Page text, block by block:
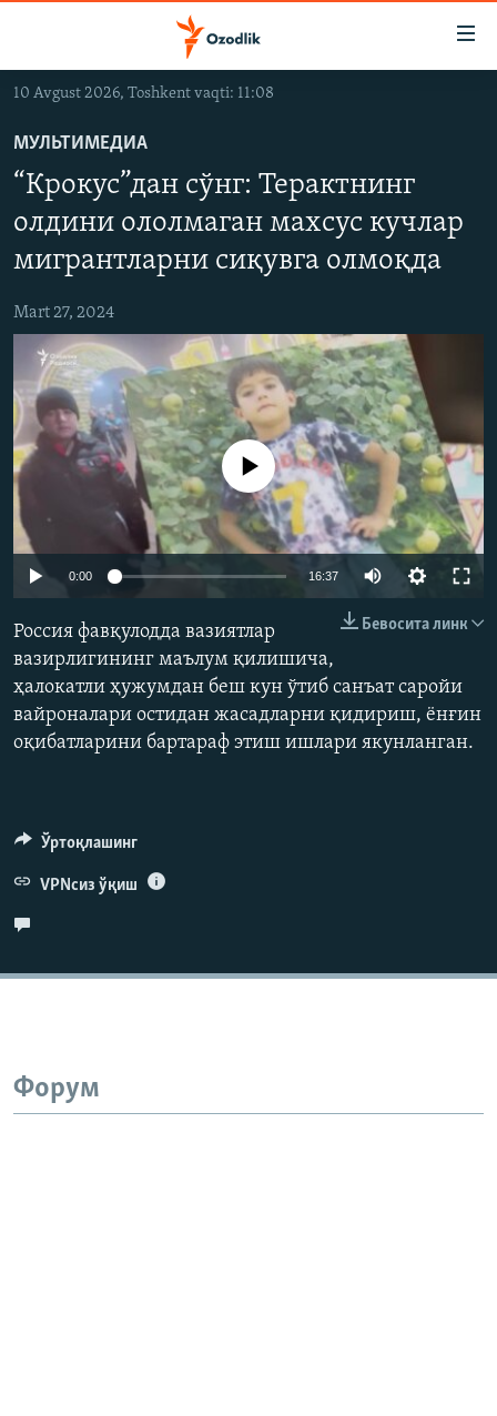
Асосий
ўтинг
Қидиришга
OZODVIDEO
OZODARXIV
На русском
ИЖТИМОИЙ ТАРМОҚЛАР
Озодлик бошқа тилларда
10 Avgust 2026, Toshkent vaqti: 11:08
МУЛЬТИМЕДИА
“Крокус”дан сўнг: Терактнинг
олдини ололмаган махсус кучлар
мигрантларни сиқувга олмоқда
Mart 27, 2024
Auto 360p
720p
Айни дамда медиа-манба мавжуд эмас
0:00 16:37
480p
Бевосита линк
Россия фавқулодда вазиятлар
вазирлигининг маълум қилишича,
ҳалокатли ҳужумдан беш кун ўтиб санъат саройи
вайроналари остидан жасадларни қидириш, ёнғин
оқибатларини бартараф этиш ишлари якунланган.
Ўртоқлашинг
VPNсиз ўқиш
Форум